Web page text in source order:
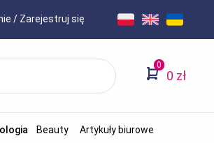
/ Zarejestruj się
0
0 zł
Beauty
Artykuły biurowe